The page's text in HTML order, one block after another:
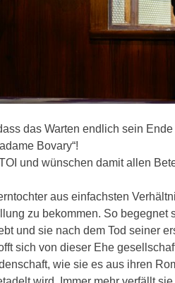
das Warten endlich sein
Bovary“!
und wünschen damit allen
aus einfachsten
zu bekommen. So
und sie nach dem Tod seiner
sich von dieser Ehe
wie sie es aus ihren